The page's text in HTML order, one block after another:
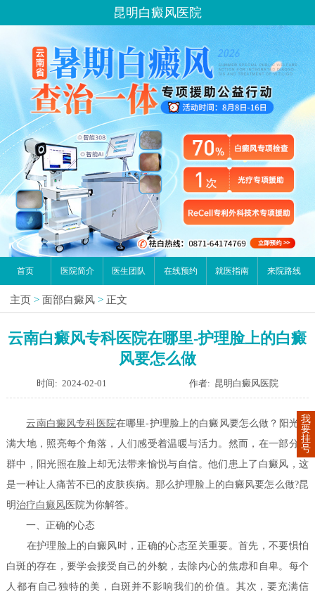
昆明白癜风医院
首页 医院简介 医生团队 在线预约 就医指南 来院路线
主页 > 面部白癜风 > 正文
云南白癜风专科医院在哪里-护理脸上的白癜
风要怎么做
时间: 2024-02-01 作者: 昆明白癜风医院
云南白癜风专科医院在哪里-护理脸上的白癜风要怎么做？阳光洒
满大地，照亮每个角落，人们感受着温暖与活力。然而，在一部分人
群中，阳光照在脸上却无法带来愉悦与自信。他们患上了白癜风，这
是一种让人痛苦不已的皮肤疾病。那么护理脸上的白癜风要怎么做?昆
明治疗白癜风 医院为你解答。
一、正确的心态
在护理脸上的白癜风时，正确的心态至关重要。首先，不要惧怕
白斑的存在，要学会接受自己的外貌，去除内心的焦虑和自卑。每个
人都有自己独特的美，白斑并不影响我们的价值。其次，要充满信
我
要
挂
号